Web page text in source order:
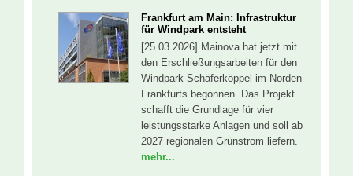
Frankfurt am Main: Infrastruktur
für Windpark entsteht
[25.03.2026] Mainova hat jetzt mit
den Erschließungsarbeiten für den
Windpark Schäferköppel im Norden
Frankfurts begonnen. Das Projekt
schafft die Grundlage für vier
leistungsstarke Anlagen und soll ab
2027 regionalen Grünstrom liefern.
mehr...